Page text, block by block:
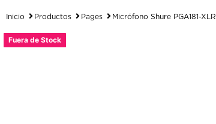
Inicio Productos Pages Micrófono Shure PGA181-XLR
Fuera de Stock